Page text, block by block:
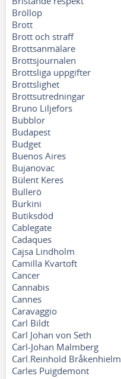
Bröllop
Brott
Brott och straff
Brottsanmälare
Brottsjournalen
Brottsliga uppgifter
Brottslighet
Brottsutredningar
Bruno Liljefors
Bubblor
Budapest
Budget
Buenos Aires
Bujanovac
Bülent Keres
Bullerö
Burkini
Butiksdöd
Cablegate
Cadaques
Cajsa Lindholm
Camilla Kvartoft
Cancer
Cannabis
Cannes
Caravaggio
Carl Bildt
Carl Johan von Seth
Carl-Johan Malmberg
Carl.Reinhold Bråkenhielm
Carles Puigdemont